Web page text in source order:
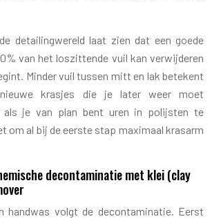
detailingwereld laat zien dat een goede
van het loszittende vuil kan verwijderen
Minder vuil tussen mitt en lak betekent
krasjes die je later weer moet
als je van plan bent uren in polijsten te
om al bij de eerste stap maximaal krasarm
decontaminatie met klei (clay
handwas volgt de decontaminatie. Eerst